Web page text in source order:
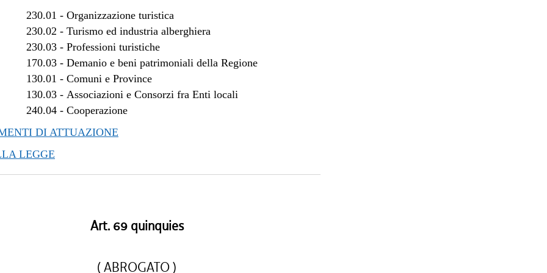
al 28/03/2018
2017 al 04/01/2018
2017 al 10/11/2017
2017 al 08/11/2017
2017 al 09/08/2017
2017 al 17/05/2017
2017 al 14/04/2017
al 08/01/2017
230.01 -Organizzazione turistica
230.02 -Turismo ed industria alberghiera
230.03 -Professioni turistiche
170.03 -Demanio e beni patrimoniali della Regione
130.01 -Comuni e Province
130.03 -Associazioni e Consorzi fra Enti locali
240.04 -Cooperazione
DI ATTUAZIONE
LEGGE
Art. 69 quinquies
( ABROGATO )